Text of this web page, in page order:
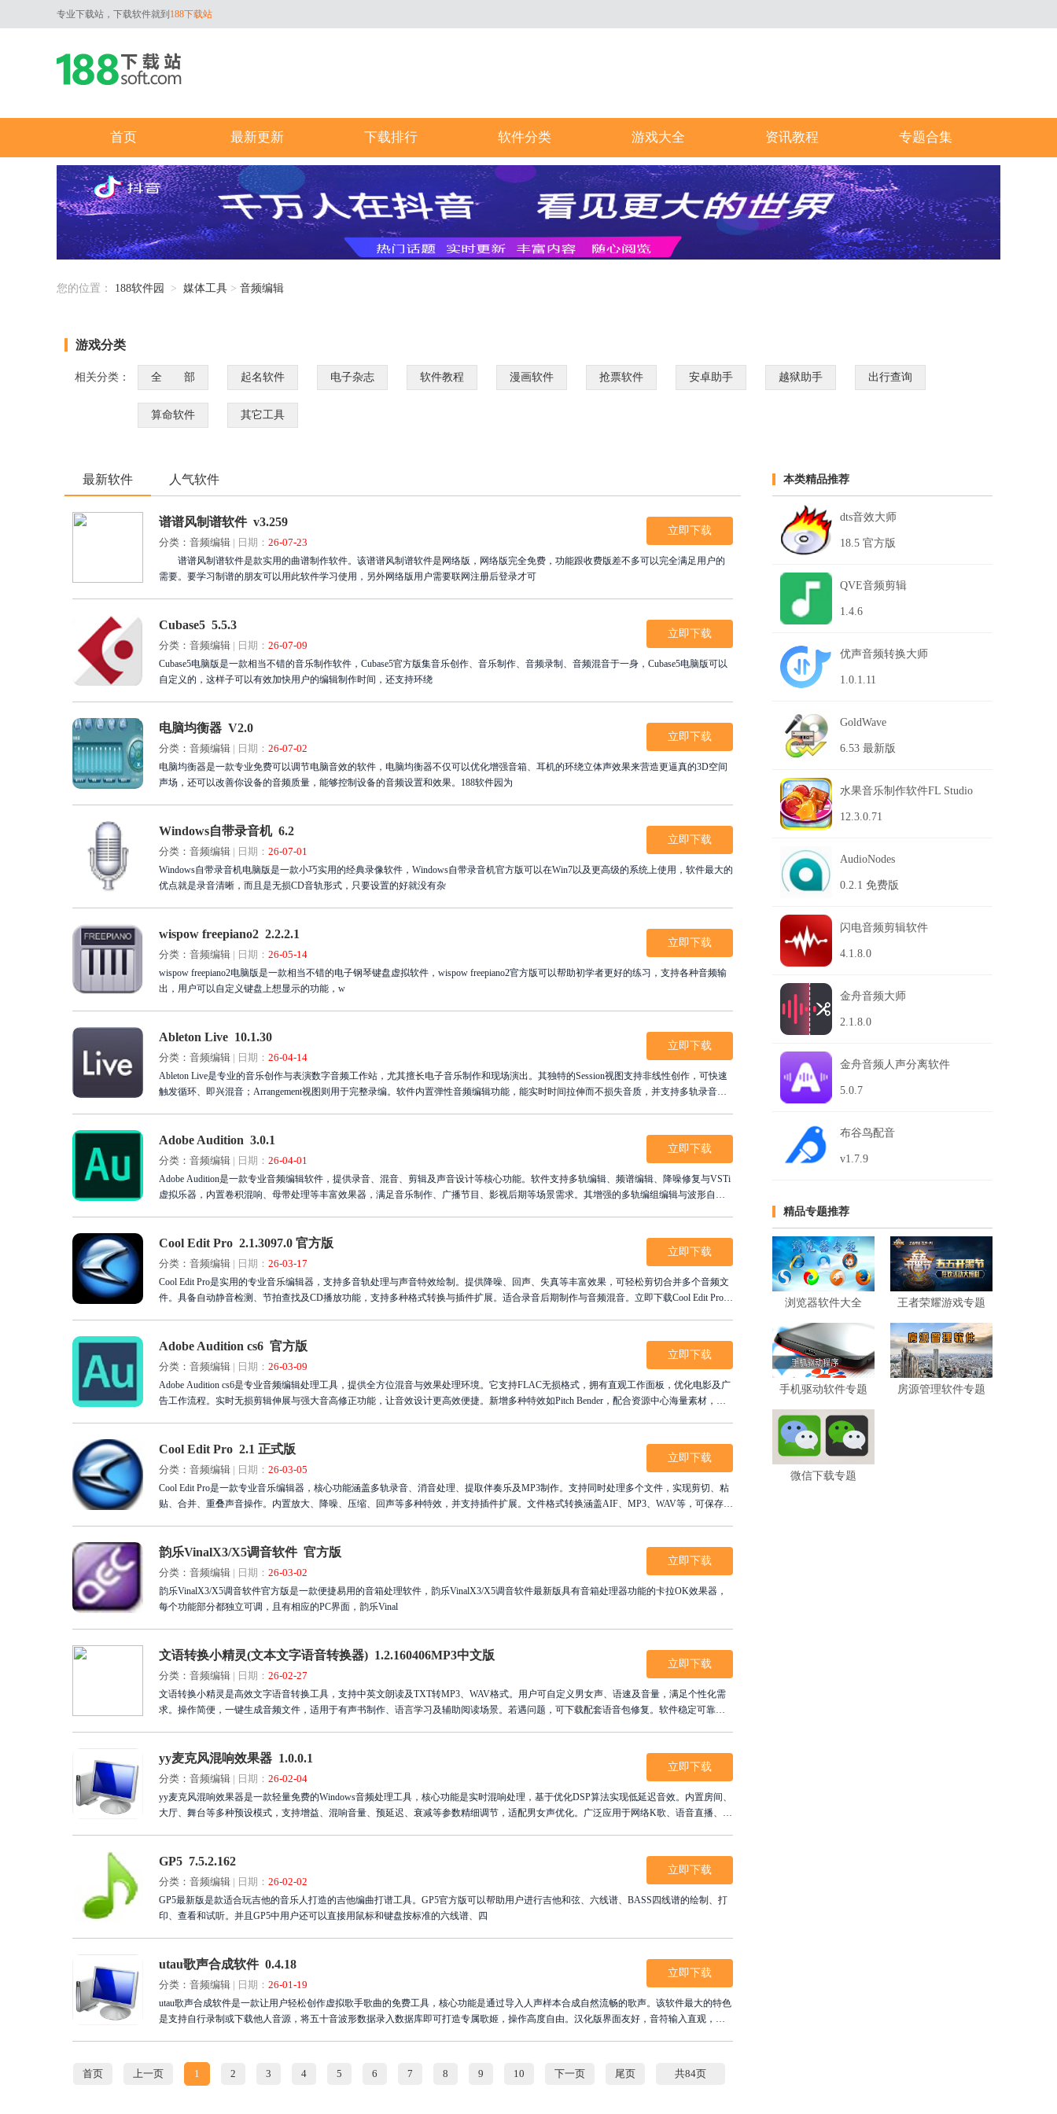
专业下载站，下载软件就到 188下载站
首页 最新更新 下载排行 软件分类 游戏大全 资讯教程 专题合集
您的位置： 188软件园 > 媒体工具 > 音频编辑
游戏分类
相关分类： 全 部 起名软件 电子杂志 软件教程 漫画软件 抢票软件 安卓助手 越狱助手 出行查询
算命软件 其它工具
最新软件 人气软件
谱谱风制谱软件 v3.259
分类：音频编辑 | 日期： 26-07-23
谱谱风制谱软件是款实用的曲谱制作软件。该谱谱风制谱软件是网络版，网络版完全免费，功能跟收费版差不多可以完全满足用户的
需要。要学习制谱的朋友可以用此软件学习使用，另外网络版用户需要联网注册后登录才可
立即下载
Cubase5 5.5.3
分类：音频编辑 | 日期： 26-07-09
Cubase5电脑版是一款相当不错的音乐制作软件，Cubase5官方版集音乐创作、音乐制作、音频录制、音频混音于一身，Cubase5电脑版可以
自定义的，这样子可以有效加快用户的编辑制作时间，还支持环绕
立即下载
电脑均衡器 V2.0
分类：音频编辑 | 日期： 26-07-02
电脑均衡器是一款专业免费可以调节电脑音效的软件，电脑均衡器不仅可以优化增强音箱、耳机的环绕立体声效果来营造更逼真的3D空间
声场，还可以改善你设备的音频质量，能够控制设备的音频设置和效果。188软件园为
立即下载
Windows自带录音机 6.2
分类：音频编辑 | 日期： 26-07-01
Windows自带录音机电脑版是一款小巧实用的经典录像软件，Windows自带录音机官方版可以在Win7以及更高级的系统上使用，软件最大的
优点就是录音清晰，而且是无损CD音轨形式，只要设置的好就没有杂
立即下载
wispow freepiano2 2.2.2.1
分类：音频编辑 | 日期： 26-05-14
wispow freepiano2电脑版是一款相当不错的电子钢琴键盘虚拟软件，wispow freepiano2官方版可以帮助初学者更好的练习，支持各种音频输
出，用户可以自定义键盘上想显示的功能，w
立即下载
Ableton Live 10.1.30
分类：音频编辑 | 日期： 26-04-14
Ableton Live是专业的音乐创作与表演数字音频工作站，尤其擅长电子音乐制作和现场演出。其独特的Session视图支持非线性创作，可快速
触发循环、即兴混音；Arrangement视图则用于完整录编。软件内置弹性音频编辑功能，能实时时间拉伸而不损失音质，并支持多轨录音、
立即下载
Adobe Audition 3.0.1
分类：音频编辑 | 日期： 26-04-01
Adobe Audition是一款专业音频编辑软件，提供录音、混音、剪辑及声音设计等核心功能。软件支持多轨编辑、频谱编辑、降噪修复与VSTi
虚拟乐器，内置卷积混响、母带处理等丰富效果器，满足音乐制作、广播节目、影视后期等场景需求。其增强的多轨编组编辑与波形自动
立即下载
Cool Edit Pro 2.1.3097.0 官方版
分类：音频编辑 | 日期： 26-03-17
Cool Edit Pro是实用的专业音乐编辑器，支持多音轨处理与声音特效绘制。提供降噪、回声、失真等丰富效果，可轻松剪切合并多个音频文
件。具备自动静音检测、节拍查找及CD播放功能，支持多种格式转换与插件扩展。适合录音后期制作与音频混音。立即下载Cool Edit Pro，
立即下载
Adobe Audition cs6 官方版
分类：音频编辑 | 日期： 26-03-09
Adobe Audition cs6是专业音频编辑处理工具，提供全方位混音与效果处理环境。它支持FLAC无损格式，拥有直观工作面板，优化电影及广
告工作流程。实时无损剪辑伸展与强大音高修正功能，让音效设计更高效便捷。新增多种特效如Pitch Bender，配合资源中心海量素材，激
立即下载
Cool Edit Pro 2.1 正式版
分类：音频编辑 | 日期： 26-03-05
Cool Edit Pro是一款专业音乐编辑器，核心功能涵盖多轨录音、消音处理、提取伴奏乐及MP3制作。支持同时处理多个文件，实现剪切、粘
贴、合并、重叠声音操作。内置放大、降噪、压缩、回声等多种特效，并支持插件扩展。文件格式转换涵盖AIF、MP3、WAV等，可保存为
立即下载
韵乐VinalX3/X5调音软件 官方版
分类：音频编辑 | 日期： 26-03-02
韵乐VinalX3/X5调音软件官方版是一款便捷易用的音箱处理软件，韵乐VinalX3/X5调音软件最新版具有音箱处理器功能的卡拉OK效果器，
每个功能部分都独立可调，且有相应的PC界面，韵乐Vinal
立即下载
文语转换小精灵(文本文字语音转换器) 1.2.160406MP3中文版
分类：音频编辑 | 日期： 26-02-27
文语转换小精灵是高效文字语音转换工具，支持中英文朗读及TXT转MP3、WAV格式。用户可自定义男女声、语速及音量，满足个性化需
求。操作简便，一键生成音频文件，适用于有声书制作、语言学习及辅助阅读场景。若遇问题，可下载配套语音包修复。软件稳定可靠，
立即下载
yy麦克风混响效果器 1.0.0.1
分类：音频编辑 | 日期： 26-02-04
yy麦克风混响效果器是一款轻量免费的Windows音频处理工具，核心功能是实时混响处理，基于优化DSP算法实现低延迟音效。内置房间、
大厅、舞台等多种预设模式，支持增益、混响音量、预延迟、衰减等参数精细调节，适配男女声优化。广泛应用于网络K歌、语音直播、在
立即下载
GP5 7.5.2.162
分类：音频编辑 | 日期： 26-02-02
GP5最新版是款适合玩吉他的音乐人打造的吉他编曲打谱工具。GP5官方版可以帮助用户进行吉他和弦、六线谱、BASS四线谱的绘制、打
印、查看和试听。并且GP5中用户还可以直接用鼠标和键盘按标准的六线谱、四
立即下载
utau歌声合成软件 0.4.18
分类：音频编辑 | 日期： 26-01-19
utau歌声合成软件是一款让用户轻松创作虚拟歌手歌曲的免费工具，核心功能是通过导入人声样本合成自然流畅的歌声。该软件最大的特色
是支持自行录制或下载他人音源，将五十音波形数据录入数据库即可打造专属歌姬，操作高度自由。汉化版界面友好，音符输入直观，只
立即下载
首页 上一页 1 2 3 4 5 6 7 8 9 10 下一页 尾页 共84页
本类精品推荐
dts音效大师
18.5 官方版
QVE音频剪辑
1.4.6
优声音频转换大师
1.0.1.11
GoldWave
6.53 最新版
水果音乐制作软件FL Studio
12.3.0.71
AudioNodes
0.2.1 免费版
闪电音频剪辑软件
4.1.8.0
金舟音频大师
2.1.8.0
金舟音频人声分离软件
5.0.7
布谷鸟配音
v1.7.9
精品专题推荐
浏览器软件大全 王者荣耀游戏专题
手机驱动软件专题 房源管理软件专题
微信下载专题